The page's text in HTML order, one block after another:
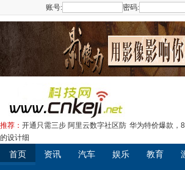
账号: 密码:
推荐： 开通只需三步 阿里云数字社区防 华为特价爆款，
的设计细
首页 资讯 汽车 娱乐 教育